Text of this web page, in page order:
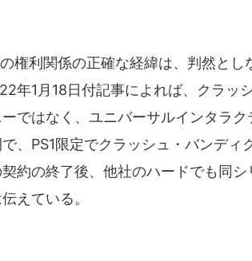
権利関係の正確な経緯は、判然とし
年1月18日付記事によれば、クラッ
ではなく、ユニバーサルインタラ
、PS1限定でクラッシュ・バンディ
約の終了後、他社のハードでも同
えている。